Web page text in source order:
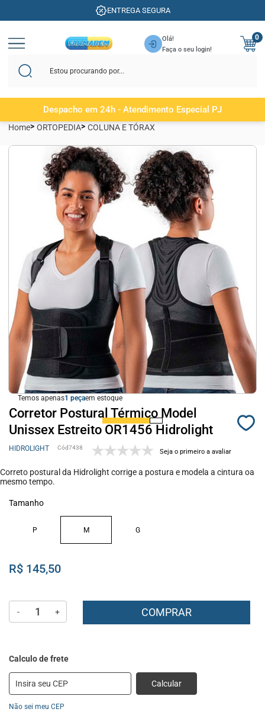
ENTREGA SEGURA
Olá!
Faça o seu login!
0
Despacho em 24h - Atendimento Especial PJ
Home ORTOPEDIA COLUNA E TÓRAX
Temos apenas1 em estoque
Corretor Postural Térmico Model
Unissex Estreito OR1456 Hidrolight
HIDROLIGHT 7438 Seja o primeiro a avaliar
Correto postural da Hidrolight corrige a postura e modela a cintura oa
mesmo tempo.
Tamanho
P M G
R$ 145,50
- + COMPRAR
Calcular
Não sei meu CEP